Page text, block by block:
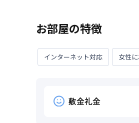
お部屋の特徴
インターネット対応 女性
敷金礼金